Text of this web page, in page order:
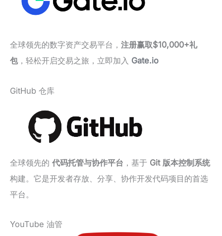
全球领先的数字资产交易平台， 注册赢取$10,000+礼
包，轻松开启交易之旅，立即加入 Gate.io
GitHub 仓库
全球领先的 代码托管与协作平台 ，基于 Git 版本控制系统
构建。它是开发者存放、分享、协作开发代码项目的首选
平台。
YouTube 油管